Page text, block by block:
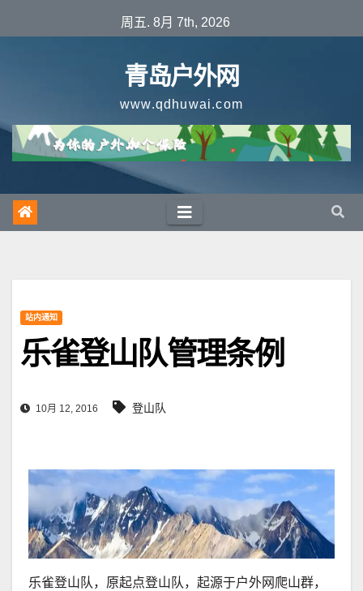
至
周五. 8月 7th, 2026
青岛户外网
www.qdhuwai.com
站内通知
乐雀登山队管理条例
10月 12, 2016 登山队
乐雀登山队，原起点登山队，起源于户外网爬山群，